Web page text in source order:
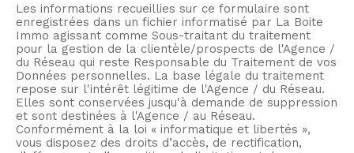
Les informations recueillies sur ce formulaire sont
enregistrées dans un fichier informatisé par La Boite
Immo agissant comme Sous-traitant du traitement
pour la gestion de la clientèle/prospects de l'Agence /
du Réseau qui reste Responsable du Traitement de vos
Données personnelles. La base légale du traitement
repose sur l'intérêt légitime de l'Agence / du Réseau.
Elles sont conservées jusqu'à demande de suppression
et sont destinées à l'Agence / au Réseau.
Conformément à la loi « informatique et libertés »,
vous disposez des droits d’accès, de rectification,